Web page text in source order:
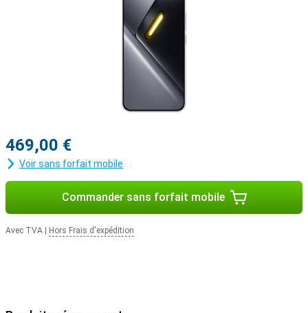
469,00 €
Voir sans forfait mobile
Commander sans forfait mobile
Avec TVA Hors Frais d'expédition